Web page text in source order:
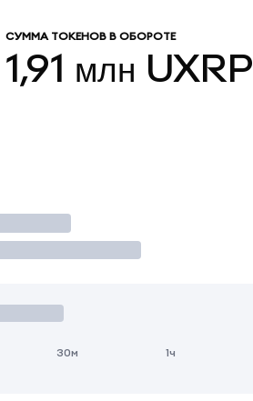
СУММА ТОКЕНОВ В ОБОРОТЕ
1,91 млн UXRP
30м 1ч